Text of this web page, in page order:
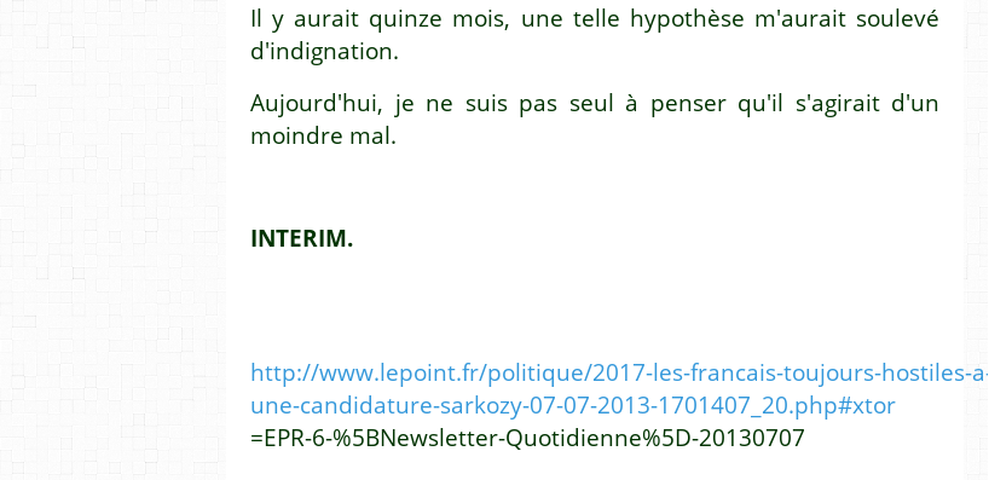
Il y aurait quinze mois, une telle hypothèse m'aurait soulevé
d'indignation.
Aujourd'hui, je ne suis pas seul à penser qu'il s'agirait d'un
moindre mal.
INTERIM.
http://www.lepoint.fr/politique/2017-les-francais-toujours-hostiles-a-
une-candidature-sarkozy-07-07-2013-1701407_20.php#xtor
=EPR-6-%5BNewsletter-Quotidienne%5D-20130707